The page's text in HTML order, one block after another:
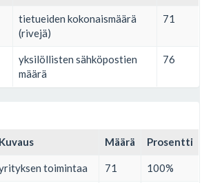
tietueiden kokonaismäärä
(rivejä)
71
yksilöllisten sähköpostien
määrä
76
Kuvaus Määrä Prosentti
toimintaa 71 100%